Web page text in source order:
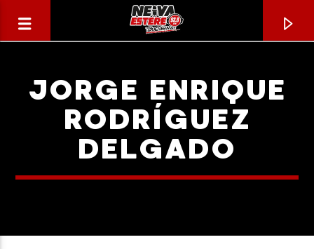
JORGE ENRIQUE
RODRÍGUEZ
DELGADO